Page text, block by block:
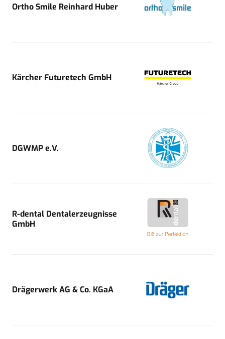
Ortho Smile Reinhard Huber
Kärcher Futuretech GmbH
DGWMP e.V.
R-dental Dentalerzeugnisse
GmbH
Drägerwerk AG & Co. KGaA